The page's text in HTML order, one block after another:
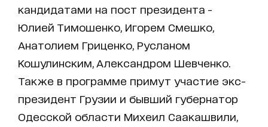
кандидатами на пост президента -
Юлией Тимошенко, Игорем Смешко,
Анатолием Гриценко, Русланом
Кошулинским, Александром Шевченко.
Также в программе примут участие экс-
президент Грузии и бывший губернатор
Одесской области Михеил Саакашвили,